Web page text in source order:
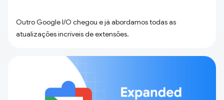
Outro Google I/O chegou e já abordamos todas as
atualizações incríveis de extensões.